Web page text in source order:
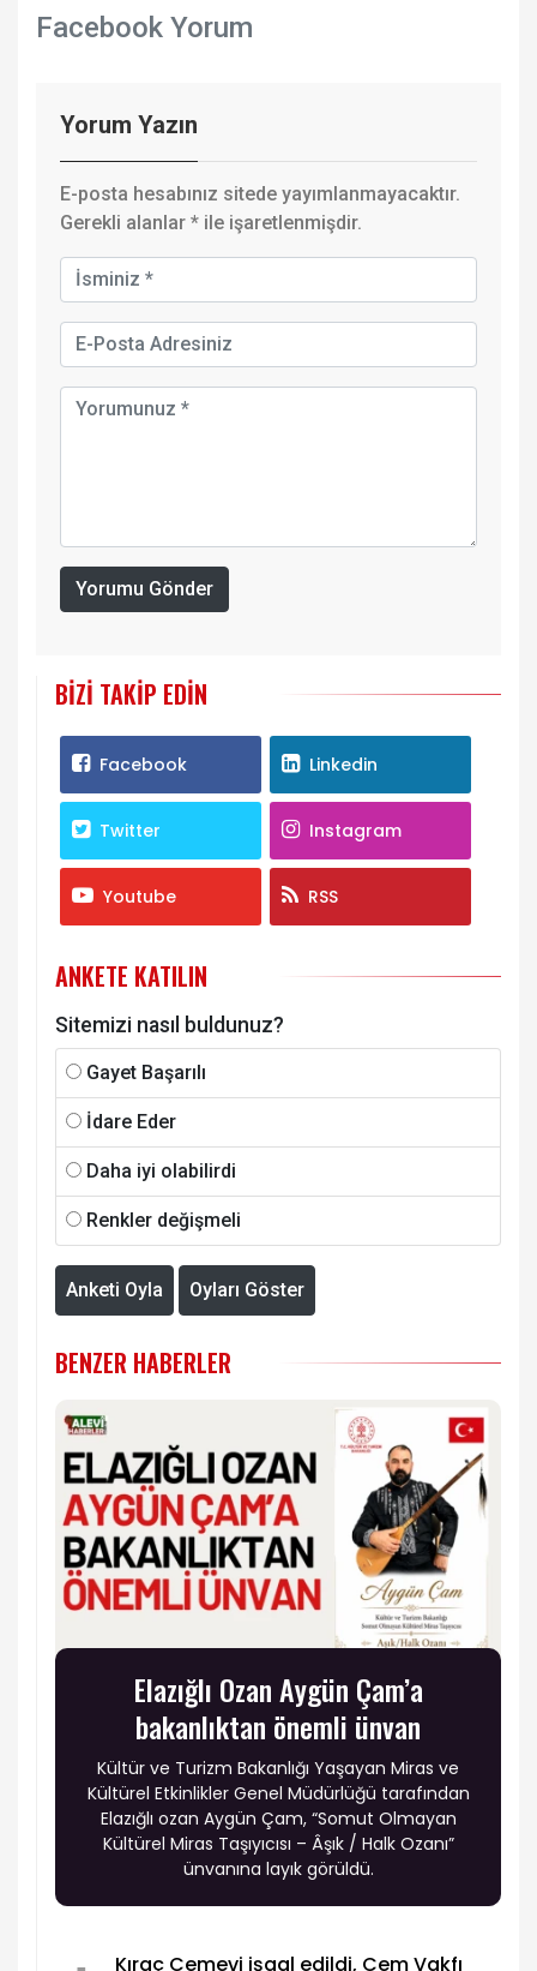
Facebook Yorum
Yorum Yazın
E-posta hesabınız sitede yayımlanmayacaktır.
Gerekli alanlar * ile işaretlenmişdir.
Yorumu Gönder
BIZI TAKIP EDIN
Facebook Linkedin
Twitter Instagram
Youtube RSS
ANKETE KATILIN
Sitemizi nasıl buldunuz?
Gayet Başarılı
İdare Eder
Daha iyi olabilirdi
Renkler değişmeli
Anketi Oyla Oyları Göster
BENZER HABERLER
Elazığlı Ozan Aygün Çam’a
bakanlıktan önemli ünvan
Kültür ve Turizm Bakanlığı Yaşayan Miras ve
Kültürel Etkinlikler Genel Müdürlüğü tarafından
Elazığlı ozan Aygün Çam, “Somut Olmayan
Kültürel Miras Taşıyıcısı – Âşık / Halk Ozanı”
ünvanına layık görüldü.
Kıraç Cemevi işgal edildi, Cem Vakfı